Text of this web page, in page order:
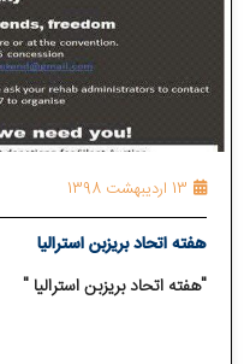
13 اردیبهشت 1398
هفته اتحاد بریزبن استرالیا
"هفته اتحاد بریزبن استرالیا "